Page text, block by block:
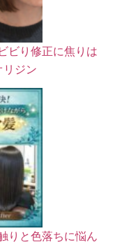
ビり修正に焦りは
リジン
りと色落ちに悩ん